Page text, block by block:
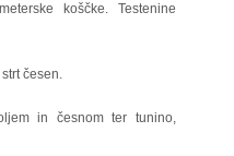
koščke. Testenine
česen.
in česnom ter tunino,